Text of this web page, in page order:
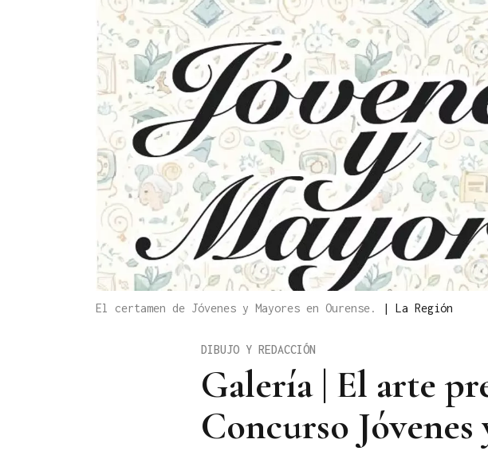
El certamen de Jóvenes y Mayores en Ourense. | La Región
Galería | El arte
Concurso Jóvenes
DIBUJO Y REDACCIÓN